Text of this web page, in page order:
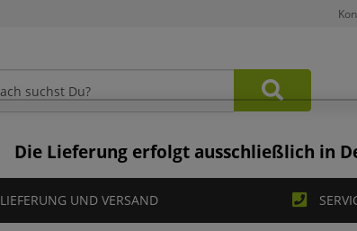
Die Lieferung erfolgt ausschließlich in
LIEFERUNG UND VERSAND